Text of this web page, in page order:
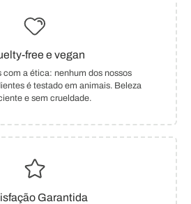
free e vegan
com a ética: nenhum dos nossos
é testado em animais. Beleza
e sem crueldade.
Garantida